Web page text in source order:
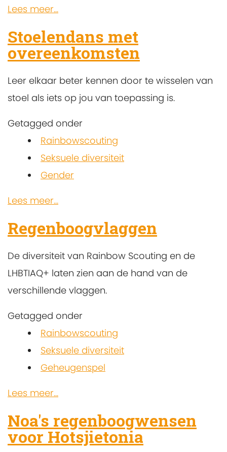
Lees meer...
Stoelendans met
overeenkomsten
Leer elkaar beter kennen door te wisselen van
stoel als iets op jou van toepassing is.
Getagged onder
Rainbowscouting
Seksuele diversiteit
Gender
Lees meer...
Regenboogvlaggen
De diversiteit van Rainbow Scouting en de
LHBTIAQ+ laten zien aan de hand van de
verschillende vlaggen.
Getagged onder
Rainbowscouting
Seksuele diversiteit
Geheugenspel
Lees meer...
Noa's regenboogwensen
voor Hotsjietonia